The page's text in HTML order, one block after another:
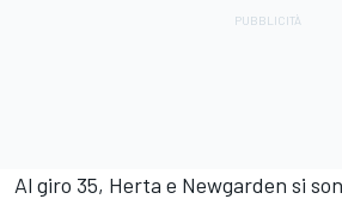
Al giro 35, Herta e Newgarden si